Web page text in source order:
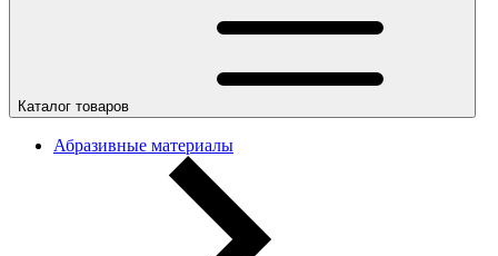
Каталог товаров
Абразивные материалы